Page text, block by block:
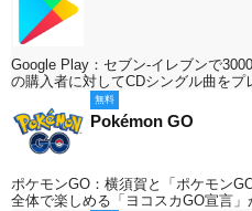
Google Play：セブン-イレブンで
の購入者に対してCDシングル曲をプ
無料
Pokémon GO
ポケモンGO：横須賀と「ポケモン
全体で楽しめる「ヨコスカGO宣言」